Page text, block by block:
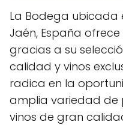
La Bodega ubicada
Jaén, España
gracias a su
calidad y vinos
radica en la
amplia variedad de
vinos de gran